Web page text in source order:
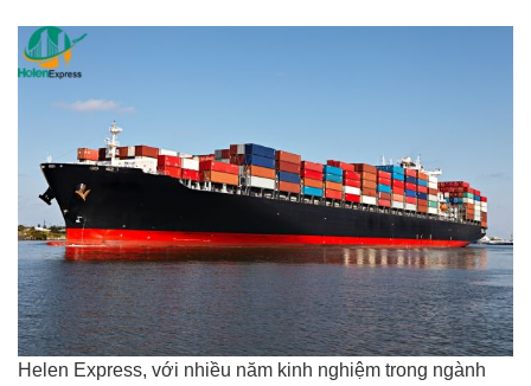
Helen Express, với nhiều năm kinh nghiệm trong ngành